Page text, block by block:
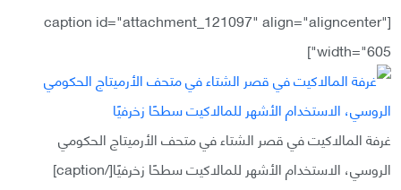
[caption id="attachment_121097" align="aligncenter"
width="605"]
غرفة المالاكيت في قصر الشتاء في متحف الأرميتاج الحكومي
الروسي، الاستخدام الأشهر للمالاكيت سطحًا زخرفيًا[/caption]